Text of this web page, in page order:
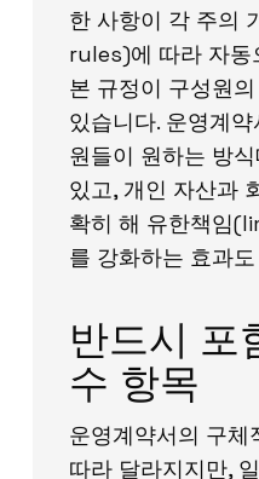
한 사항이 각 주의
rules)에 따라 자동
본 규정이 구성원
있습니다. 운영계
원들이 원하는 방
있고, 개인 자산과
확히 해 유한책임
를 강화하는 효과
반드시 포
수 항목
운영계약서의 구체
따라 달라지지만,